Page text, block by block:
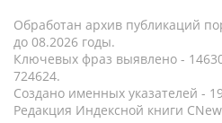
Обработан архив публикаций
до 08.2026 годы.
Ключевых фраз выявлено -
724624.
Создано именных указателей -
Редакция Индексной книги